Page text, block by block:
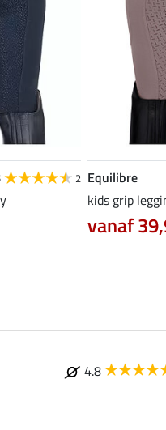
2 Equilibre
kids grip
vanaf
4.8